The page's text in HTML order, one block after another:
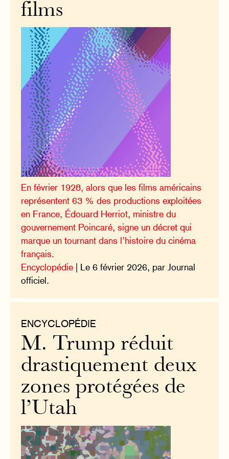
films
En février 1928, alors que les films américains
représentent 63 % des productions exploitées
en France, Édouard Herriot, ministre du
gouvernement Poincaré, signe un décret qui
marque un tournant dans l’histoire du cinéma
français.
Encyclopédie | Le 6 février 2026, par Journal
officiel.
ENCYCLOPÉDIE
M. Trump réduit
drastiquement deux
zones protégées de
l’Utah